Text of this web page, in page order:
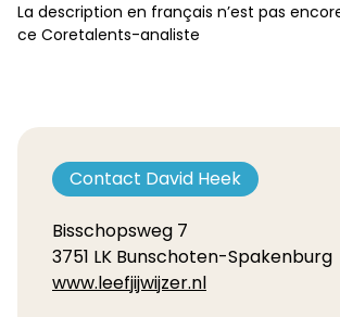
La description en français n’est pas
ce Coretalents-analiste
Contact David Heek
Bisschopsweg 7
3751 LK Bunschoten-Spakenburg
www.leefjijwijzer.nl